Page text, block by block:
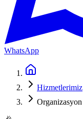
WhatsApp
Hizmetlerimiz
Organizasyon